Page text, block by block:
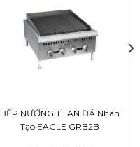
BẾP NƯỚNG THAN ĐÁ Nhân
Tạo EAGLE GRB2B